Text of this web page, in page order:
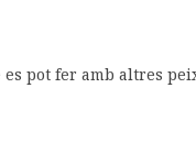
es pot fer amb altres